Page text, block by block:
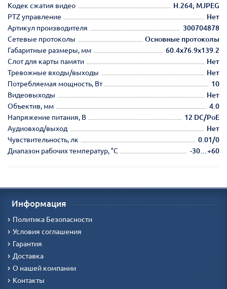
Кодек сжатия видео
H.264; MJPEG
PTZ управление
Нет
Артикул производителя
300704878
Сетевые протоколы
Основные протоколы
Габаритные размеры, мм
60.4x76.9x139.2
Слот для карты памяти
Нет
Тревожные входы/выходы
Нет
Потребляемая мощность, Вт
10
Видеовыходы
Нет
Объектив, мм
4.0
Напряжение питания, В
12 DC/PoE
Аудиовход/выход
Нет
Чувствительность, лк
0.01/0
Диапазон рабочих температур, °С
-30…+60
Информация
Политика Безопасности
Условия соглашения
Гарантия
Доставка
О нашей компании
Контакты